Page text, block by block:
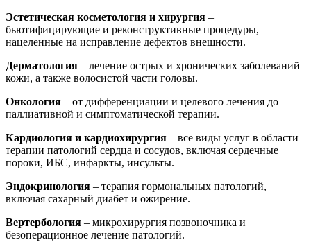
Эстетическая косметология и хирургия –
бьютифицирующие и реконструктивные процедуры,
нацеленные на исправление дефектов внешности.
Дерматология – лечение острых и хронических заболеваний
кожи, а также волосистой части головы.
Онкология – от дифференциации и целевого лечения до
паллиативной и симптоматической терапии.
Кардиология и кардиохирургия – все виды услуг в области
терапии патологий сердца и сосудов, включая сердечные
пороки, ИБС, инфаркты, инсульты.
Эндокринология – терапия гормональных патологий,
включая сахарный диабет и ожирение.
Вертербология – микрохирургия позвоночника и
безоперационное лечение патологий.